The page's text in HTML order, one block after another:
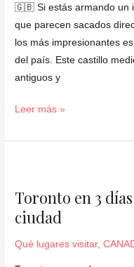
🇬🇧 Si estás armando un
que parecen sacados
los más impresionantes
del país. Este castillo
antiguos y
y
Downton
Abbey
🎬
🏰
Leer más »
Toronto en 3
ciudad
Qué lugares visitar,
3
días:
ver